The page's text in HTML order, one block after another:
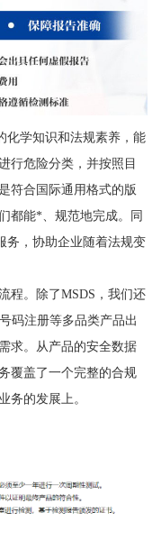
化学知识和法规素养，能
行危险分类，并按照目
符合国际通用格式的版
都能*、规范地完成。同
务，协助企业随着法规变
程。除了MSDS，我们还
码注册等多品类产品出
求。从产品的安全数据
覆盖了一个完整的合规
务的发展上。